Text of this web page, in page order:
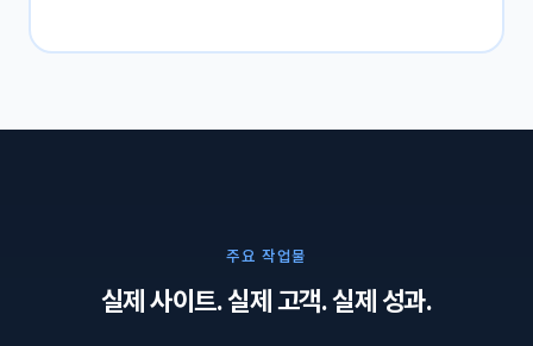
주요 작업물
실제 사이트. 실제 고객. 실제 성과.